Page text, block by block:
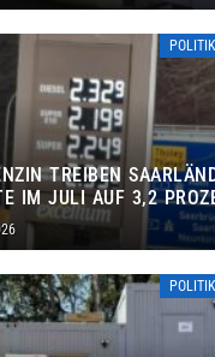
TREIBEN
IM JULI AUF 3,2